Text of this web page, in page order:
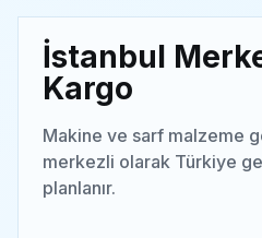
İstanbul
Kargo
Makine ve sarf malzeme
merkezli olarak Türkiye
planlanır.